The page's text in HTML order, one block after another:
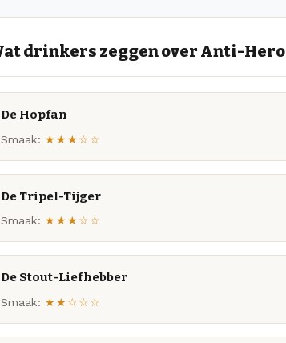
drinkers zeggen over Anti-Hero
De Hopfan
Smaak: ★★★☆☆
De Tripel-Tijger
Smaak: ★★★☆☆
De Stout-Liefhebber
Smaak: ★★☆☆☆